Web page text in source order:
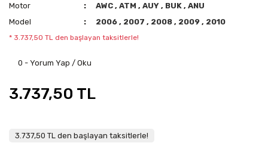
Motor
AWC,ATM,AUY, BUK,ANU
Model
2006, 2007, 2008, 2009, 2010
* 3.737,50 TL den başlayan taksitlerle!
0 - Yorum Yap / Oku
3.737,50 TL
3.737,50 TL den başlayan taksitlerle!